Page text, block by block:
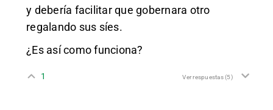
y debería facilitar que gobernara otro
regalando sus síes.
¿Es así como funciona?
1 Ver respuestas(5)